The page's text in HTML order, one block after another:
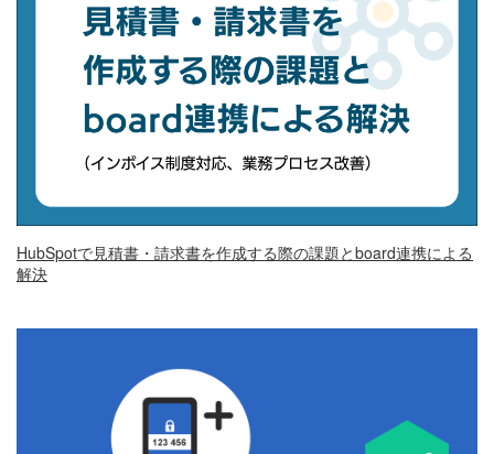
HubSpotで見積書・請求書を作成する際の課題とboard連携による
解決